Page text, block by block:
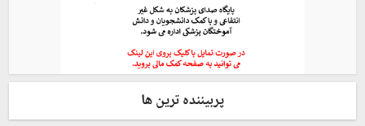
پربیننده ترین ها